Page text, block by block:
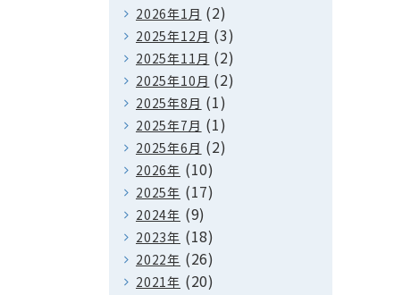
2026年1月 (2)
2025年12月 (3)
2025年11月 (2)
2025年10月 (2)
2025年8月 (1)
2025年7月 (1)
2025年6月 (2)
2026年 (10)
2025年 (17)
2024年 (9)
2023年 (18)
2022年 (26)
2021年 (20)